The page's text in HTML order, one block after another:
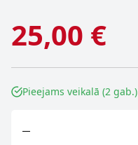
25,00 €
Pieejams veikalā (2 gab.)